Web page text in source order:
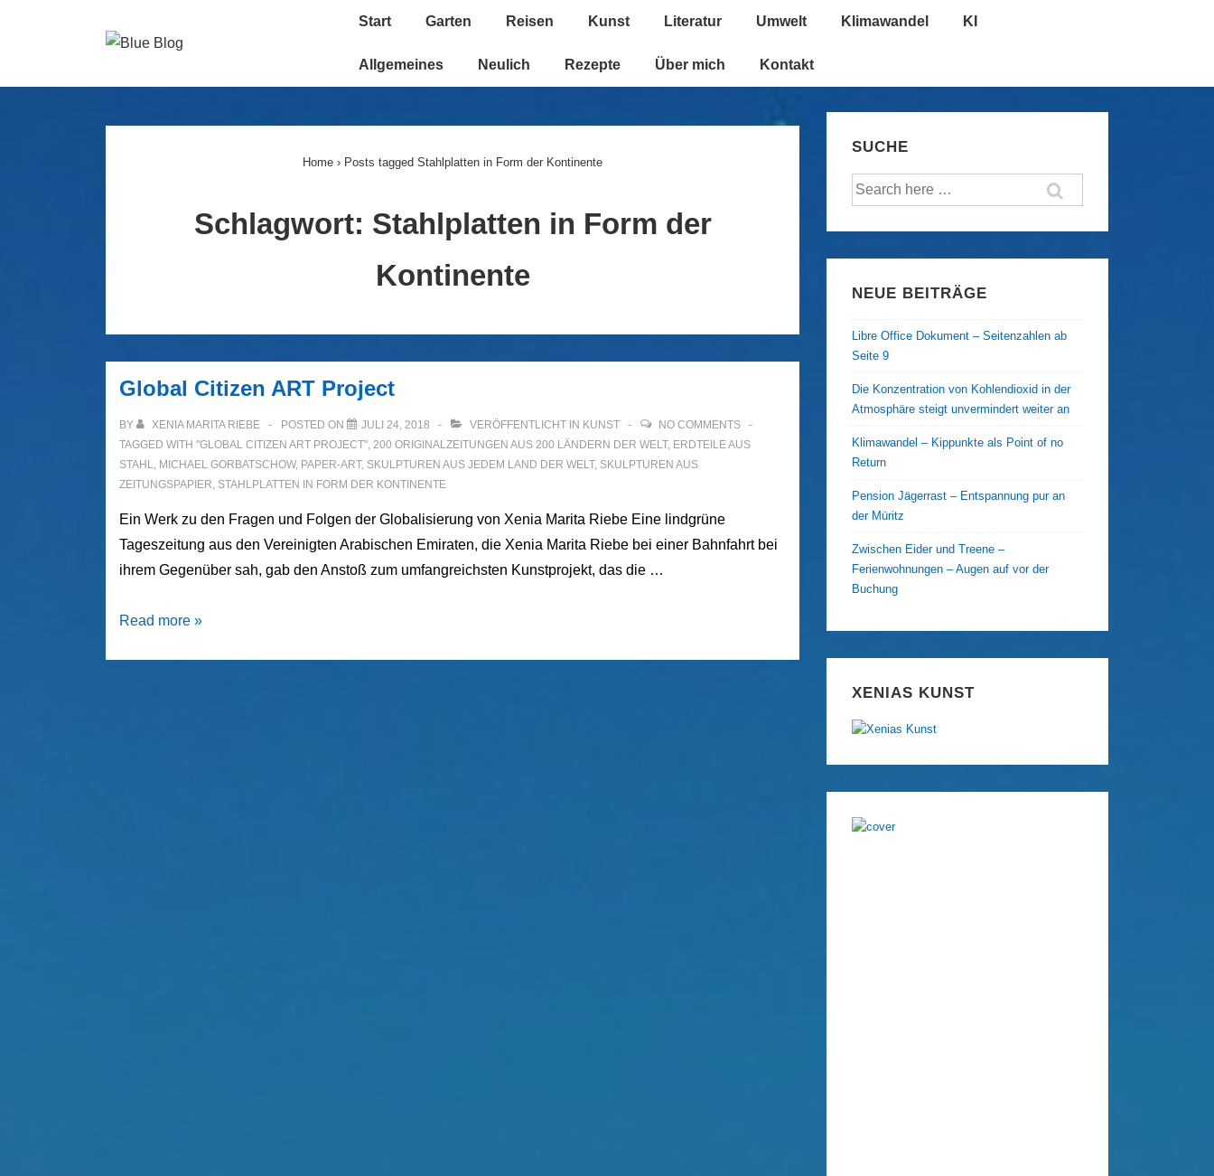
Main
Start Garten Reisen Kunst Literatur Umwelt Klimawandel KI
Allgemeines Neulich Rezepte Über mich Kontakt
Home › Posts tagged Stahlplatten in Form der Kontinente
Schlagwort: Stahlplatten in Form der
Kontinente
Global Citizen ART Project
BY XENIA MARITA RIEBE POSTED ON JULI 24, 2018 VERÖFFENTLICHT IN KUNST
NO COMMENTS
TAGGED WITH "GLOBAL CITIZEN ART PROJECT", 200 ORIGINALZEITUNGEN AUS 200 LÄNDERN DER WELT, ERDTEILE AUS
STAHL, MICHAEL GORBATSCHOW, PAPER-ART, SKULPTUREN AUS JEDEM LAND DER WELT, SKULPTUREN AUS
ZEITUNGSPAPIER, STAHLPLATTEN IN FORM DER KONTINENTE
Ein Werk zu den Fragen und Folgen der Globalisierung von Xenia Marita Riebe Eine lindgrüne
Tageszeitung aus den Vereinigten Arabischen Emiraten, die Xenia Marita Riebe bei einer Bahnfahrt bei
ihrem Gegenüber sah, gab den Anstoß zum umfangreichsten Kunstprojekt, das die …
Global
Read more »
SUCHE
Suche
NEUE BEITRÄGE
Libre Office Dokument – Seitenzahlen ab
Seite 9
Die Konzentration von Kohlendioxid in der
Atmosphäre steigt unvermindert weiter an
Klimawandel – Kippunkte als Point of no
Return
Pension Jägerrast – Entspannung pur an
der Müritz
Zwischen Eider und Treene –
Ferienwohnungen – Augen auf vor der
Buchung
XENIAS KUNST